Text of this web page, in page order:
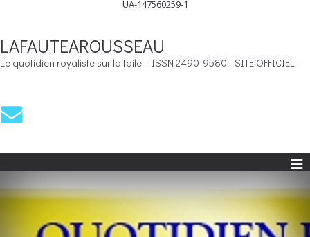
UA-147560259-1
LAFAUTEAROUSSEAU
Le quotidien royaliste sur la toile - ISSN 2490-9580 - SITE OFFICIEL